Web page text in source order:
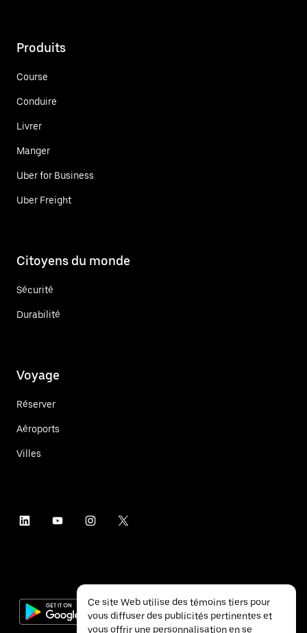
Produits
Course
Conduire
Livrer
Manger
Uber for Business
Uber Freight
Citoyens du monde
Sécurité
Durabilité
Voyage
Réserver
Aéroports
Villes
Ce site Web utilise des témoins tiers pour
vous diffuser des publicités pertinentes et
vous offrir une personnalisation en se